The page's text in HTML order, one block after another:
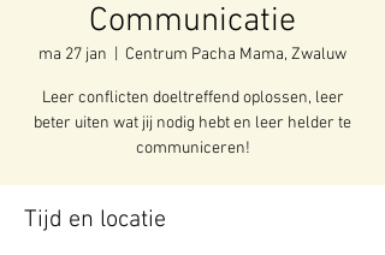
Communicatie
ma 27 jan Centrum Pacha Mama, Zwaluw
Leer conflicten doeltreffend oplossen, leer
beter uiten wat jij nodig hebt en leer helder te
communiceren!
Tijd en locatie